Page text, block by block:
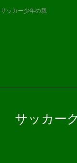
サッカー少年の親
サッカー